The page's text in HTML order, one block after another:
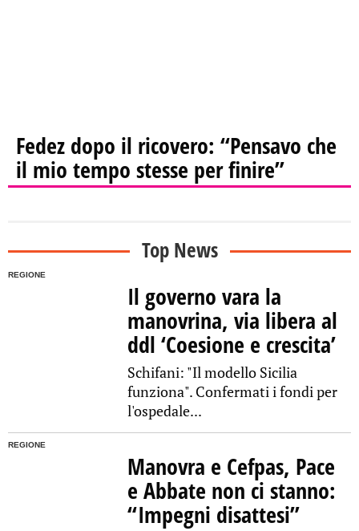
Fedez dopo il ricovero: “Pensavo che
il mio tempo stesse per finire”
Top News
REGIONE
Il governo vara la
manovrina, via libera al
ddl ‘Coesione e crescita’
Schifani: "Il modello Sicilia
funziona". Confermati i fondi per
l'ospedale...
REGIONE
Manovra e Cefpas, Pace
e Abbate non ci stanno:
“Impegni disattesi”